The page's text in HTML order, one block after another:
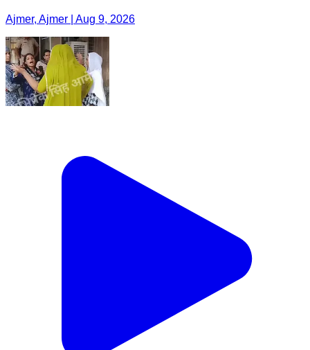
Ajmer, Ajmer | Aug 9, 2026